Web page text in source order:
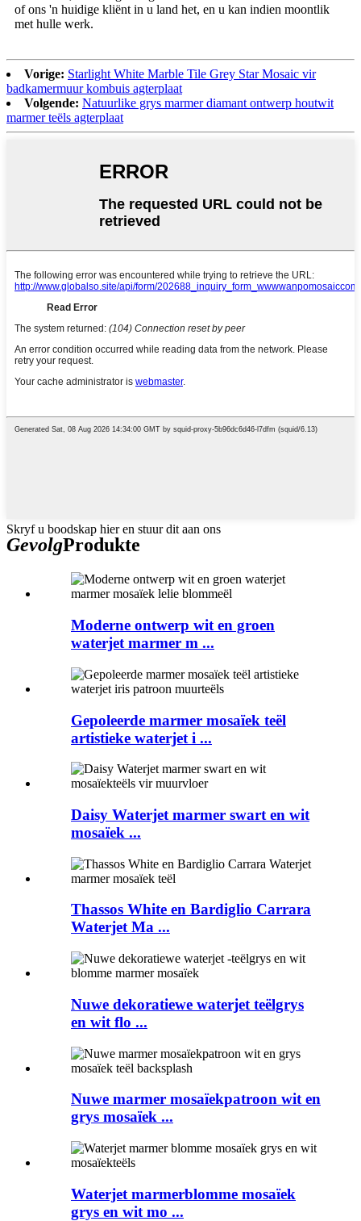
of ons 'n huidige kliënt in u land het, en u kan indien moontlik
met hulle werk.
Vorige: Starlight White Marble Tile Grey Star Mosaic vir
badkamermuur kombuis agterplaat
Volgende: Natuurlike grys marmer diamant ontwerp houtwit
marmer teëls agterplaat
Skryf u boodskap hier en stuur dit aan ons
GevolgProdukte
Moderne ontwerp wit en groen
waterjet marmer m ...
Gepoleerde marmer mosaïek teël
artistieke waterjet i ...
Daisy Waterjet marmer swart en wit
mosaïek ...
Thassos White en Bardiglio Carrara
Waterjet Ma ...
Nuwe dekoratiewe waterjet teëlgrys
en wit flo ...
Nuwe marmer mosaïekpatroon wit en
grys mosaïek ...
Waterjet marmerblomme mosaïek
grys en wit mo ...